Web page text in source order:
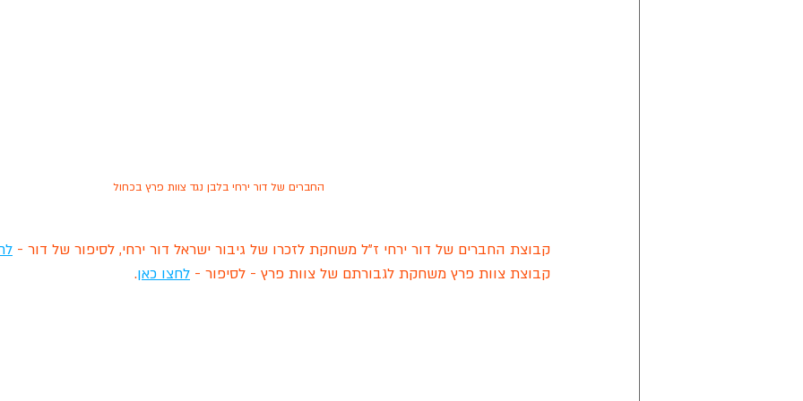
החברים של דור ירחי בלבן נגד צוות פרץ בכחול
קבוצת החברים של דור ירחי ז"ל משחקת לזכרו של גיבור ישראל דור ירחי, לסיפור של דור -
קבוצת צוות פרץ משחקת לגבורתם של צוות פרץ - לסיפור - לחצו כאן.